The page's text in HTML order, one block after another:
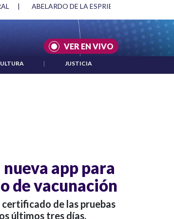
ABELARDO DE LA ESPRIELLA Y DMG
VER EN VIVO
| JUSTICIA
nueva app para
de vacunación
de las pruebas
últimos tres días.